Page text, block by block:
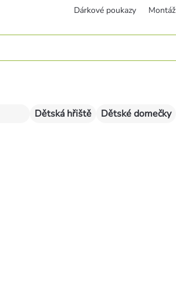
Dárkové poukazy Montáž
Dětská hřiště Dětské domečky